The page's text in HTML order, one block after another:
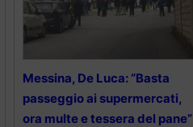
Messina, De Luca: “Basta
passeggio ai supermercati,
ora multe e tessera del pane”